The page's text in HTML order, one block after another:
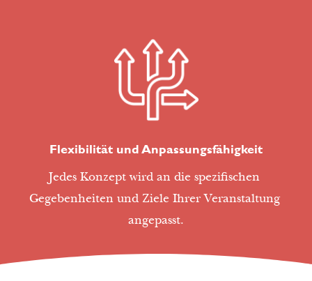
Flexibilität und Anpassungsfähigkeit
Jedes Konzept wird an die spezifischen
Gegebenheiten und Ziele Ihrer Veranstaltung
angepasst.